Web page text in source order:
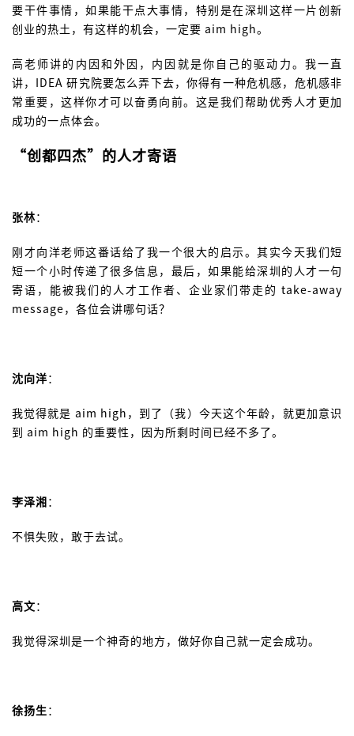
要干件事情，如果能干点大事情，特别是在深圳这样一片创新
创业的热土，有这样的机会，一定要 aim high。
高老师讲的内因和外因，内因就是你自己的驱动力。我一直
讲，IDEA 研究院要怎么弄下去，你得有一种危机感，危机感非
常重要，这样你才可以奋勇向前。这是我们帮助优秀人才更加
成功的一点体会。
“创都四杰”的人才寄语
张林：
刚才向洋老师这番话给了我一个很大的启示。其实今天我们短
短一个小时传递了很多信息，最后，如果能给深圳的人才一句
寄语，能被我们的人才工作者、企业家们带走的 take-away
message，各位会讲哪句话？
沈向洋：
我觉得就是 aim high，到了（我）今天这个年龄，就更加意识
到 aim high 的重要性，因为所剩时间已经不多了。
李泽湘：
不惧失败，敢于去试。
高文：
我觉得深圳是一个神奇的地方，做好你自己就一定会成功。
徐扬生：